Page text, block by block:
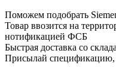
Поможем подобрать
Товар ввозится на
нотификацией ФСБ
Быстрая доставка со
Присылай